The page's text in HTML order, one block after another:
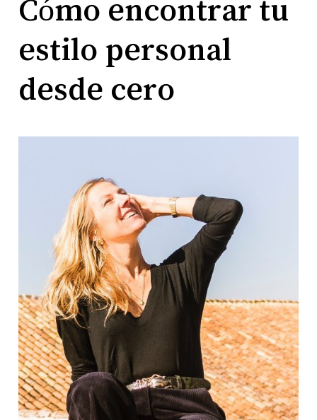
Cómo encontrar tu
estilo personal
desde cero